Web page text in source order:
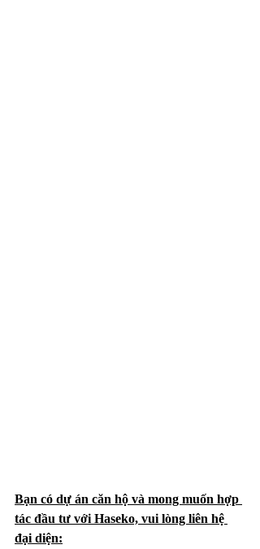
Bạn có dự án căn hộ và mong muốn hợp
tác đầu tư với Haseko, vui lòng liên hệ
đại diện: